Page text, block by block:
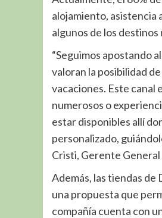
alojamiento, asistencia
algunos de los destinos
“Seguimos apostando
valoran la posibilidad
vacaciones. Este canal
numerosos o
estar disponibles allí
personalizado,
Cristi, Gerente
Además, las tiendas
una propuesta que
compañía cuenta con